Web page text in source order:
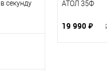
секунду АТОЛ 35Ф
19 990 ₽